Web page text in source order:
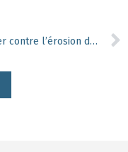
Lutter contre l’érosion des sols forestiers